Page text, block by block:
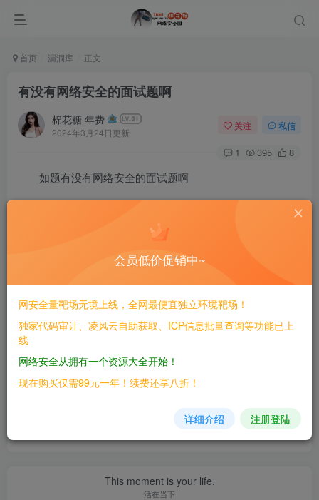
首页 漏洞库 正文
有没有网络安全的面试题啊
棉花糖 年费
2024年3月24日更新
关注 私信
1 395 8
如题有没有网络安全的面试题啊
文章版权归作者所有，未经允许请勿转载。
THE END
漏洞库
喜欢就支持一下吧
收藏
This moment is your life.
活在当下
会员低价促销中~
网安全量靶场无境上线，全网最便宜独立环境靶场！
独家代码审计、凌风云自助获取、ICP信息批量查询等功能已上
线
网络安全从拥有一个资源大全开始！
现在购买仅需99元一年！续费还享八折！
详细介绍 注册登陆